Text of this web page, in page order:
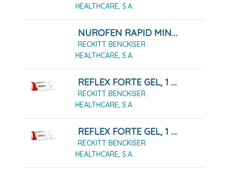
HEALTHCARE, S.A.
NUROFEN RAPID MINI 400 MG CAPSULAS BLANDAS, 20 Cápsulas
RECKITT BENCKISER
HEALTHCARE, S.A.
REFLEX FORTE GEL, 1 Tubo De 100g
RECKITT BENCKISER
HEALTHCARE, S.A.
REFLEX FORTE GEL, 1 Tubo De 50g
RECKITT BENCKISER
HEALTHCARE, S.A.